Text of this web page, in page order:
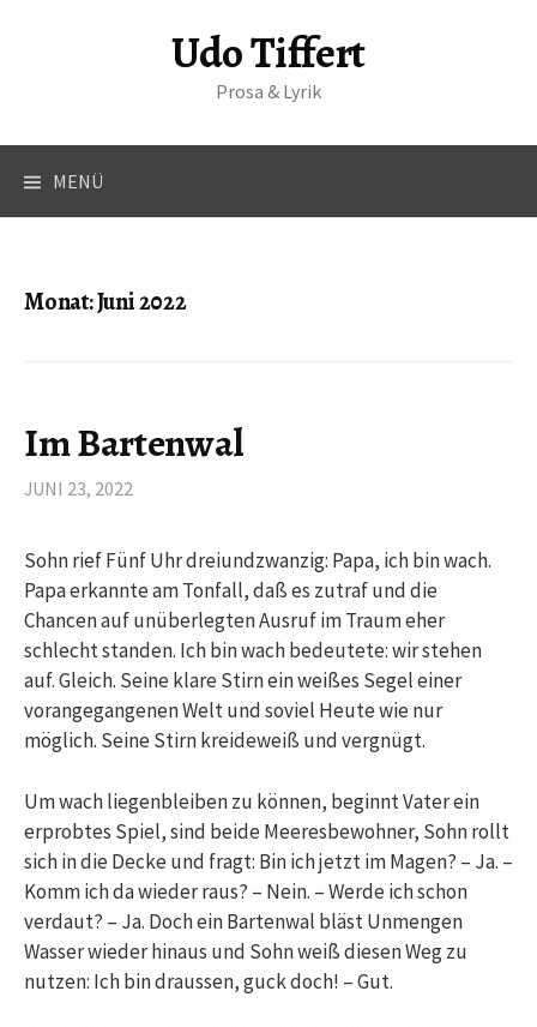
z
Udo Tiffert
Prosa & Lyrik
MENÜ
Monat:Juni 2022
Im Bartenwal
JUNI 23, 2022
Sohn rief Fünf Uhr dreiundzwanzig: Papa, ich bin wach.
Papa erkannte am Tonfall, daß es zutraf und die
Chancen auf unüberlegten Ausruf im Traum eher
schlecht standen. Ich bin wach bedeutete: wir stehen
auf. Gleich. Seine klare Stirn ein weißes Segel einer
vorangegangenen Welt und soviel Heute wie nur
möglich. Seine Stirn kreideweiß und vergnügt.
Um wach liegenbleiben zu können, beginnt Vater ein
erprobtes Spiel, sind beide Meeresbewohner, Sohn rollt
sich in die Decke und fragt: Bin ich jetzt im Magen? – Ja. –
Komm ich da wieder raus? – Nein. – Werde ich schon
verdaut? – Ja. Doch ein Bartenwal bläst Unmengen
Wasser wieder hinaus und Sohn weiß diesen Weg zu
nutzen: Ich bin draussen, guck doch! – Gut.